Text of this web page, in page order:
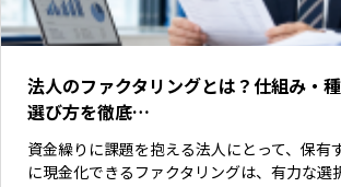
法人のファクタリングとは？仕組み・
選び方を徹底…
資金繰りに課題を抱える法人にとって、保有
に現金化できるファクタリングは、有力な